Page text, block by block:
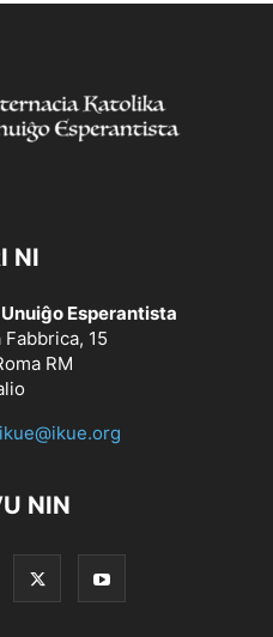
NI
Esperantista
15
RM
ikue@ikue.org
NIN